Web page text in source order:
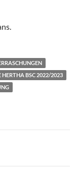
HERTHA BSC 2022/2023